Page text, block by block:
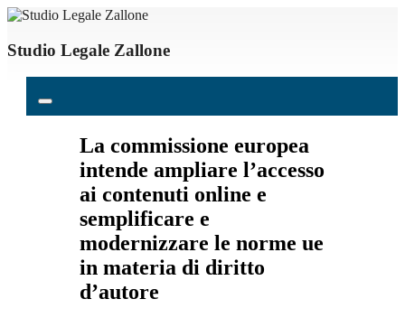
Studio Legale Zallone
La commissione europea
intende ampliare l’accesso
ai contenuti online e
semplificare e
modernizzare le norme ue
in materia di diritto
d’autore